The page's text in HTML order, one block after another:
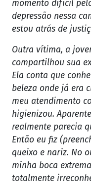
momento difícil
depressão nessa
estou atrás de
Outra vítima, a
compartilhou sua
Ela conta que
beleza onde já era
meu atendimento
higienizou.
realmente parecia
Então eu fiz
queixo e nariz. No
minha boca
totalmente